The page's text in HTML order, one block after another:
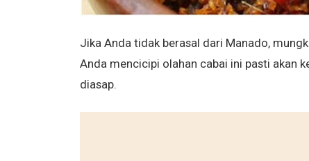
Jika Anda tidak berasal dari Manado,
Anda mencicipi olahan cabai ini pasti akan
diasap.